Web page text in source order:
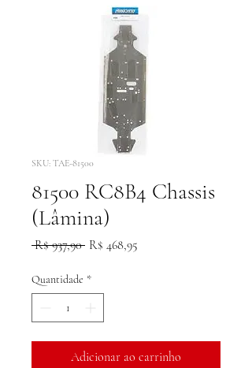
SKU: TAE-81500
81500 RC8B4 Chassis
(Lâmina)
R$ 937,90 Preço
R$ 468,95
Quantidade *
Adicionar ao carrinho